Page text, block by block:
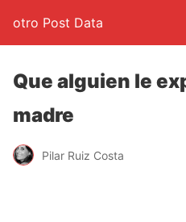
otro Post Data
Que alguien le
madre
Pilar Ruiz Costa